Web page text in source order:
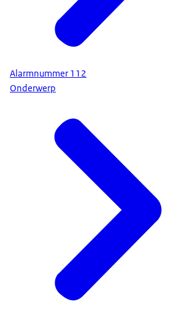
Alarmnummer 112
Onderwerp